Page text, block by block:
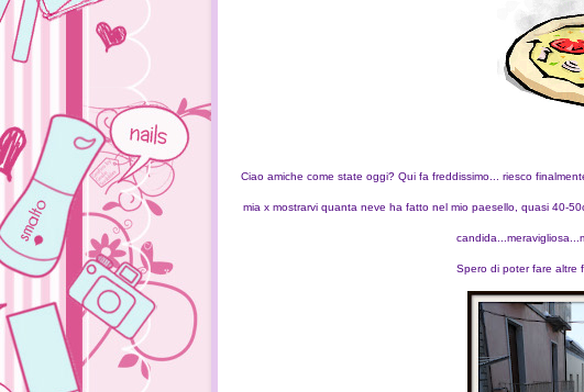
Ciao amiche come state oggi? Qui fa freddissimo... riesco
mia x mostrarvi quanta neve ha fatto nel mio paesello, quasi 40-
Spero di poter fare altre